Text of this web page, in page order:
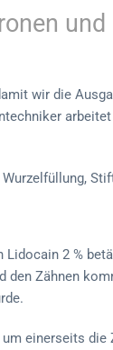
und
wir die
2 %
Zähnen
einerseits